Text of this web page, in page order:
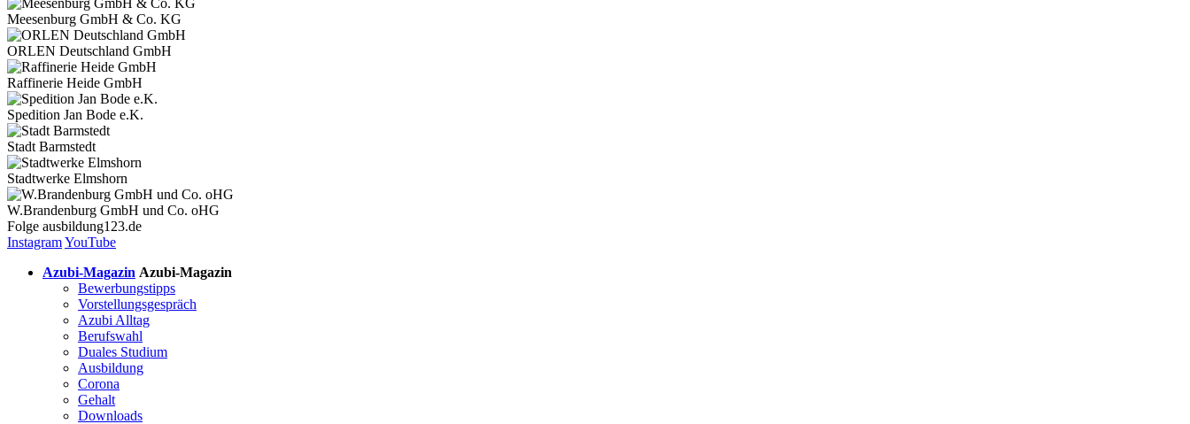
Meesenburg GmbH & Co. KG
ORLEN Deutschland GmbH
Raffinerie Heide GmbH
Spedition Jan Bode e.K.
Stadt Barmstedt
Stadtwerke Elmshorn
W.Brandenburg GmbH und Co. oHG
Folge ausbildung123.de
InstagramYouTube
Azubi-Magazin Azubi-Magazin
Bewerbungstipps
Vorstellungsgespräch
Azubi Alltag
Berufswahl
Duales Studium
Ausbildung
Corona
Gehalt
Downloads